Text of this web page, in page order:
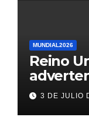
MUNDIAL2026
Reino
antes
3 DE JULIO